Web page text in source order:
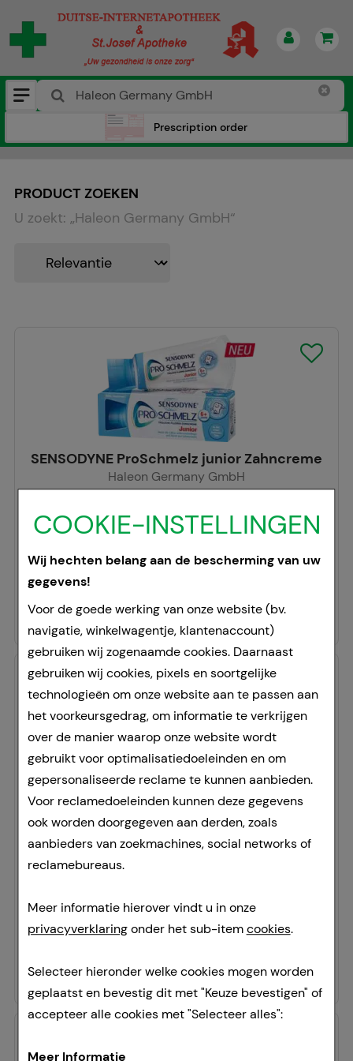
COOKIE-INSTELLINGEN
Wij hechten belang aan de bescherming van uw
gegevens!
Voor de goede werking van onze website (bv.
navigatie, winkelwagentje, klantenaccount)
gebruiken wij zogenaamde cookies. Daarnaast
gebruiken wij cookies, pixels en soortgelijke
technologieën om onze website aan te passen aan
het voorkeursgedrag, om informatie te verkrijgen
over de manier waarop onze website wordt
gebruikt voor optimalisatiedoeleinden en om
gepersonaliseerde reclame te kunnen aanbieden.
Voor reclamedoeleinden kunnen deze gegevens
ook worden doorgegeven aan derden, zoals
aanbieders van zoekmachines, social networks of
reclamebureaus.
Meer informatie hierover vindt u in onze
privacyverklaringonder het sub-itemcookies.
Selecteer hieronder welke cookies mogen worden
geplaatst en bevestig dit met "Keuze bevestigen" of
accepteer alle cookies met "Selecteer alles":
Meer Informatie
Prescription order
PRODUCT ZOEKEN
U zoekt: „Haleon Germany GmbH“
SENSODYNE ProSchmelz junior Zahncreme
Haleon Germany GmbH
tandpasta
Tijdelijk niet leverbaar.
2,73 €¹
SENSODYNE ProSchmelz Kids 0-6 Jahre
Zahnpasta
Haleon Germany GmbH
19283294
Tijdelijk niet leverbaar.
4,72 €¹